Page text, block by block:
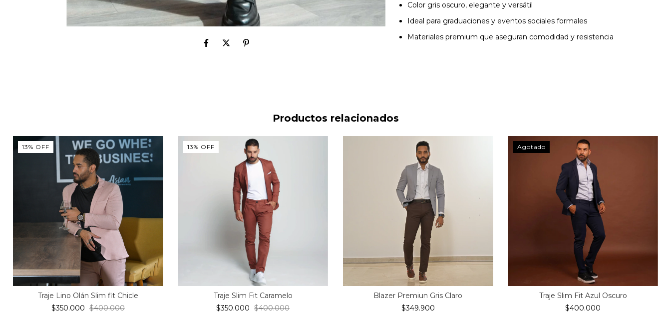
Color gris oscuro, elegante y versátil
Ideal para graduaciones y eventos sociales formales
Materiales premium que aseguran comodidad y resistencia
Productos relacionados
13% OFF
Traje Lino Olán Slim fit Chicle
$350.000 $400.000
13% OFF
Traje Slim Fit Caramelo
$350.000 $400.000
Blazer Premiun Gris Claro
$349.900
Agotado
Traje Slim Fit Azul Oscuro
$400.000